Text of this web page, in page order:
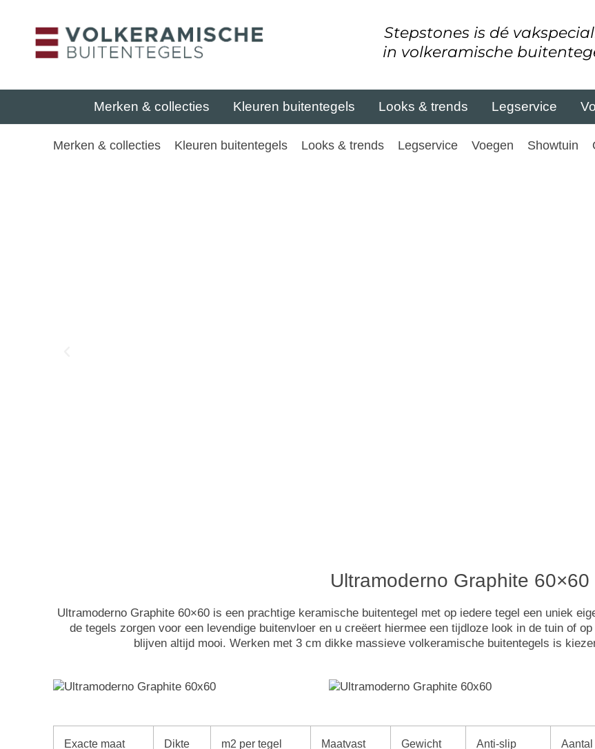
Stepstones is dé
in volkeramische
Merken & collecties Kleuren buitentegels Looks & trends Legservice
Merken & collecties Kleuren buitentegels Looks & trends Legservice Voegen Showtuin
Ultramoderno Graphite 60×60
Ultramoderno Graphite 60×60 is een prachtige keramische buitentegel met op iedere tegel een uniek
de tegels zorgen voor een levendige buitenvloer en u creëert hiermee een tijdloze look in de tuin of
blijven altijd mooi. Werken met 3 cm dikke massieve volkeramische buitentegels is
Exacte maat Dikte m2 per tegel Maatvast Gewicht Anti-slip